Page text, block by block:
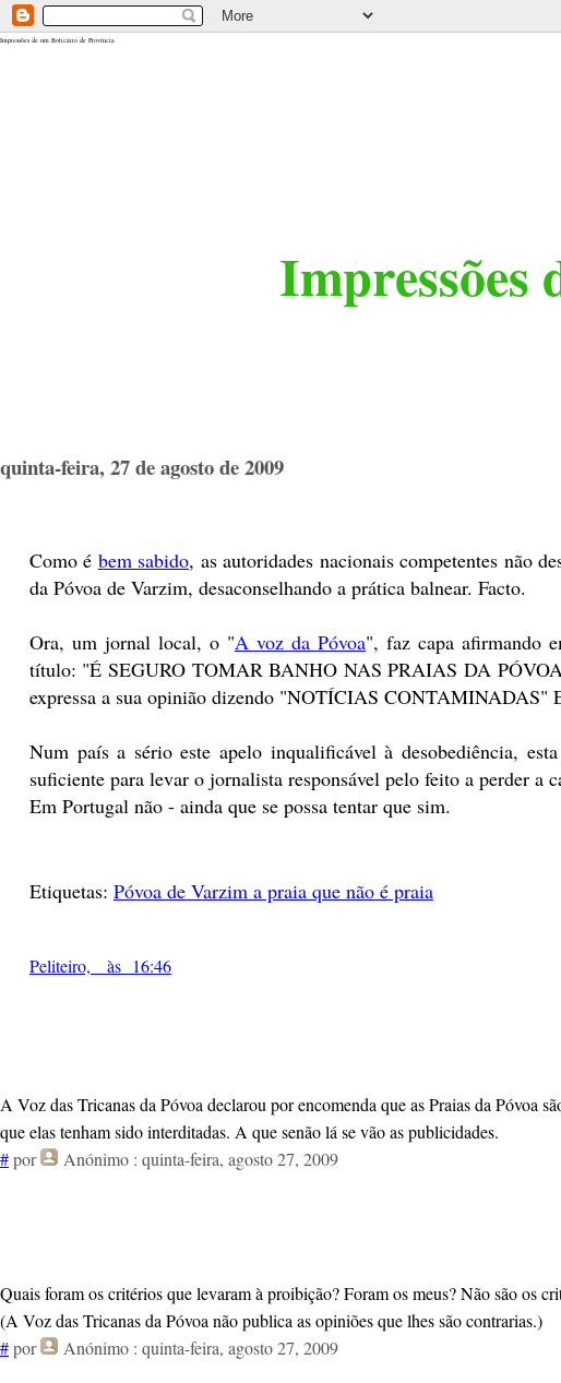
<$BlogRSDUrl$>
Impressões de um Boticário de Província
Impressões
quinta-feira, 27 de agosto de 2009
Como é bem sabido, as autoridades nacionais competentes não
da Póvoa de Varzim, desaconselhando a prática balnear. Facto.
Ora, um jornal local, o "A voz da Póvoa", faz capa afirmando
título: "É SEGURO TOMAR BANHO NAS PRAIAS DA
expressa a sua opinião dizendo "NOTÍCIAS
Num país a sério este apelo inqualificável à desobediência,
suficiente para levar o jornalista responsável pelo feito a perder
Em Portugal não - ainda que se possa tentar que sim.
Etiquetas: Póvoa de Varzim a praia que não é praia
Peliteiro, às 16:46
A Voz das Tricanas da Póvoa declarou por encomenda que as Praias da Póvoa
que elas tenham sido interditadas. A que senão lá se vão as publicidades.
#por Anónimo : quinta-feira, agosto 27, 2009
Quais foram os critérios que levaram à proibição? Foram os meus? Não são os
(A Voz das Tricanas da Póvoa não publica as opiniões que lhes são contrarias.)
#por Anónimo : quinta-feira, agosto 27, 2009